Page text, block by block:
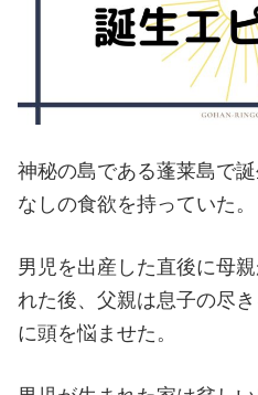
神秘の島である蓬莱島で
なしの食欲を持っていた。
男児を出産した直後に母
れた後、父親は息子の尽
に頭を悩ませた。